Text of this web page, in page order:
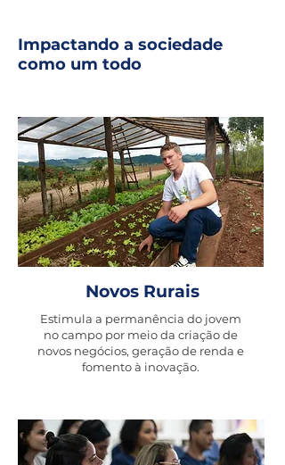
Impactando a sociedade
como um todo
Novos Rurais
Estimula a permanência do jovem
no campo por meio da criação de
novos negócios, geração de renda e
fomento à inovação.